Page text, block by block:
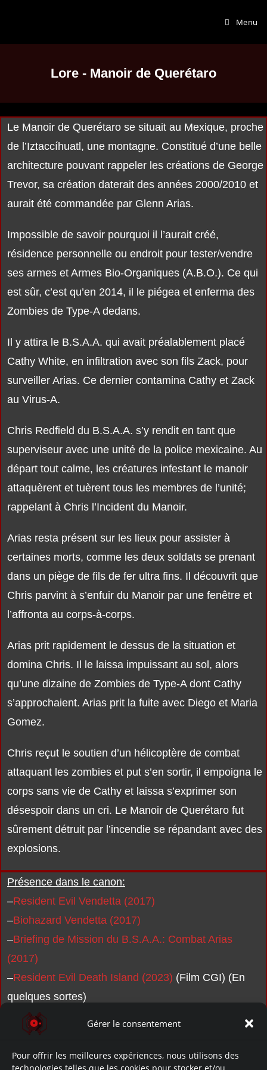
Gérer le consentement
Pour offrir les meilleures expériences, nous utilisons des
Menu
Lore - Manoir de Querétaro
Le Manoir de Querétaro se situait au Mexique, proche
de l’Iztaccíhuatl, une montagne. Constitué d’une belle
architecture pouvant rappeler les créations de George
Trevor, sa création daterait des années 2000/2010 et
aurait été commandée par Glenn Arias.
Impossible de savoir pourquoi il l’aurait créé,
résidence personnelle ou endroit pour tester/vendre
ses armes et Armes Bio-Organiques (A.B.O.). Ce qui
est sûr, c’est qu’en 2014, il le piégea et enferma des
Zombies de Type-A dedans.
Il y attira le B.S.A.A. qui avait préalablement placé
Cathy White, en infiltration avec son fils Zack, pour
surveiller Arias. Ce dernier contamina Cathy et Zack
au Virus-A.
Chris Redfield du B.S.A.A. s’y rendit en tant que
superviseur avec une unité de la police mexicaine. Au
départ tout calme, les créatures infestant le manoir
attaquèrent et tuèrent tous les membres de l’unité;
rappelant à Chris l’Incident du Manoir.
Arias resta présent sur les lieux pour assister à
certaines morts, comme les deux soldats se prenant
dans un piège de fils de fer ultra fins. Il découvrit que
Chris parvint à s’enfuir du Manoir par une fenêtre et
l’affronta au corps-à-corps.
Arias prit rapidement le dessus de la situation et
domina Chris. Il le laissa impuissant au sol, alors
qu’une dizaine de Zombies de Type-A dont Cathy
s’approchaient. Arias prit la fuite avec Diego et Maria
Gomez.
Chris reçut le soutien d’un hélicoptère de combat
attaquant les zombies et put s’en sortir, il empoigna le
corps sans vie de Cathy et laissa s’exprimer son
désespoir dans un cri. Le Manoir de Querétaro fut
sûrement détruit par l’incendie se répandant avec des
explosions.
Présence dans le canon:
–Resident Evil Vendetta (2017)
–Biohazard Vendetta (2017)
–Briefing de Mission du B.S.A.A.: Combat Arias
(2017)
–Resident Evil Death Island (2023) (Film CGI) (En
quelques sortes)